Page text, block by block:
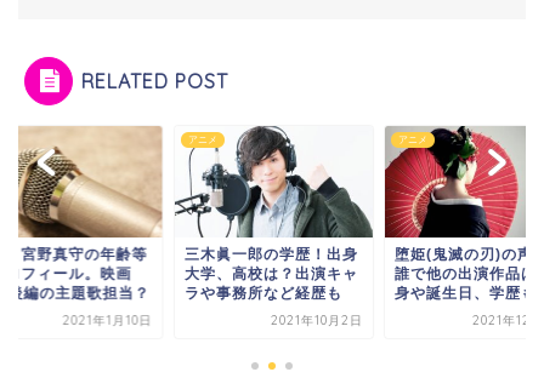
RELATED POST
眞一郎の学歴！出身
、高校は？出演キャ
事務所など経歴も
2021年10月2日
アニメ
堕姫(鬼滅の刃)の声優は
誰で他の出演作品は？出
身や誕生日、学歴も
2021年12月26日
アニメ
声優・宮野真守の年
のプロフィール。映
FGO後編の主題歌担
2021年1